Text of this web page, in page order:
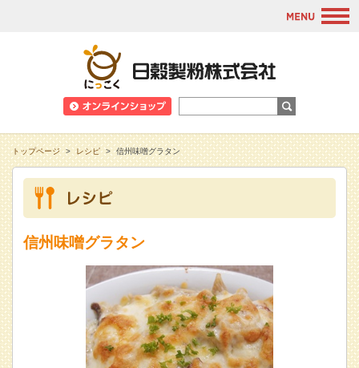
トップページ > レシピ > 信州味噌グラタン
信州味噌グラタン